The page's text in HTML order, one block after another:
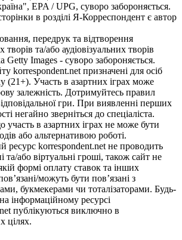
EPA / UPG, суворо забороняється.
в розділі Я-Корреспондент є автор
передрук та відтворення
творів та/або аудіовізуальних творів
Getty Images - суворо забороняється.
korrespondent.net призначені для осіб
(21+). Участь в азартних іграх може
залежність. Дотримуйтесь правил
гри. При виявленні перших
негайно зверніться до спеціаліста.
участь в азартних іграх не може бути
або альтернативою роботі.
ресурс korrespondent.net не проводить
та/або віртуальні гроші, також сайт не
формі оплату ставок та інших
можуть бути пов’язані з
букмекерами чи тоталізаторами. Будь-
інформаційному ресурсі
публікуються виключно в
цілях.